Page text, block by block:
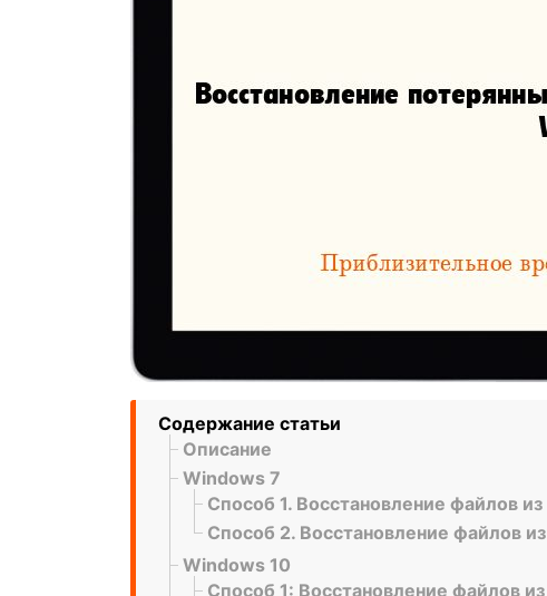
Содержание статьи
Описание
Windows 7
Способ 1. Восстановление файлов
Способ 2. Восстановление файлов
Windows 10
Способ 1: Восстановление файлов